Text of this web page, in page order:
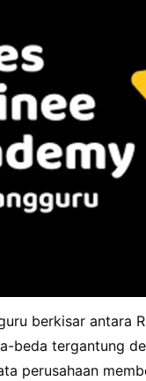
berkisar
beda tergantung
perusahaan